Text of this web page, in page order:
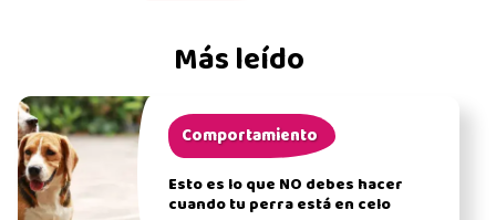
Más leído
Comportamiento
Esto es lo que NO debes hacer
cuando tu perra está en celo